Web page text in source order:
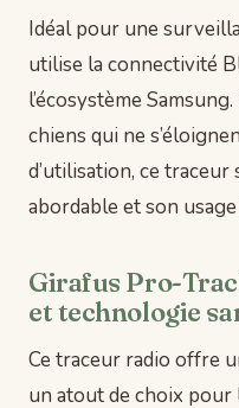
Idéal pour une
utilise la connectivité
l’écosystème
chiens qui ne
d’utilisation, ce
abordable et son
Girafus Pro-
et technologie
Ce traceur radio offre
un atout de choix pour